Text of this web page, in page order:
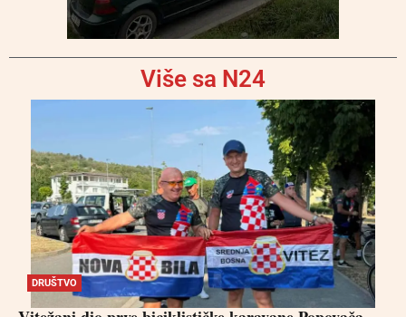
Više sa N24
DRUŠTVO